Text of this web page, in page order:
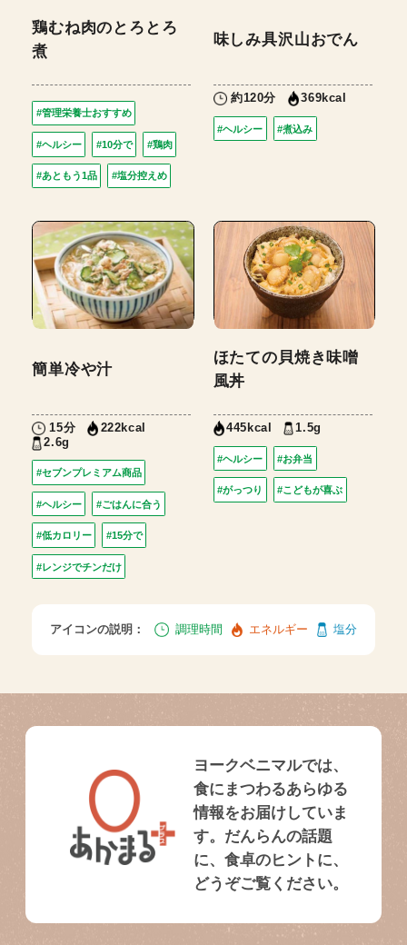
鶏むね肉のとろとろ
煮
#管理栄養士おすすめ
#ヘルシー #10分で #鶏肉
#あともう1品 #塩分控えめ
味しみ具沢山おでん
約120分 369kcal
#ヘルシー #煮込み
簡単冷や汁
15分
222kcal
2.6g
#セブンプレミアム商品
#ヘルシー #ごはんに合う
#低カロリー #15分で
#レンジでチンだけ
ほたての貝焼き味噌
風丼
445kcal 1.5g
#ヘルシー #お弁当
#がっつり #こどもが喜ぶ
アイコンの説明： 調理時間 エネルギー 塩分
ヨークベニマルでは、
食にまつわるあらゆる
情報をお届けしていま
す。だんらんの話題
に、食卓のヒントに、
どうぞご覧ください。